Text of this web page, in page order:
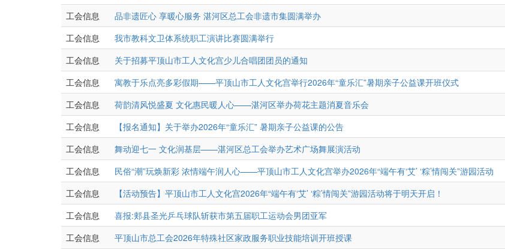
工会信息
品非遗匠心 享暖心服务 湛河区总工会非遗市集圆满举办
工会信息
我市教科文卫体系统职工演讲比赛圆满举行
工会信息
关于招募平顶山市工人文化宫少儿合唱团团员的通知
工会信息
寓教于乐点亮多彩假期——平顶山市工人文化宫举行2026年“童乐汇”暑期亲子公益课开班仪式
工会信息
荷韵清风悦盛夏 文化惠民暖人心——湛河区举办荷花主题消夏音乐会
工会信息
【报名通知】关于举办2026年“童乐汇” 暑期亲子公益课的公告
工会信息
舞动迎七一 文化润基层——湛河区总工会举办艺术广场舞展演活动
工会信息
民俗“潮”玩焕新彩 浓情端午润人心——平顶山市工人文化宫举办2026年“端午有‘艾’ ‘粽’情闯关”游园活动
工会信息
【活动预告】平顶山市工人文化宫2026年“端午有‘艾’ ‘粽’情闯关”游园活动将于明天开启！
工会信息
喜报:郏县圣光乒乓球队斩获市第五届职工运动会男团亚军
工会信息
平顶山市总工会2026年特殊社区家政服务职业技能培训开班授课